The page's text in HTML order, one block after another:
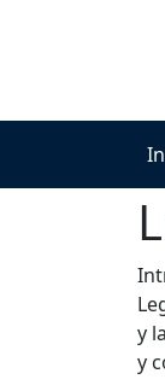
y
y